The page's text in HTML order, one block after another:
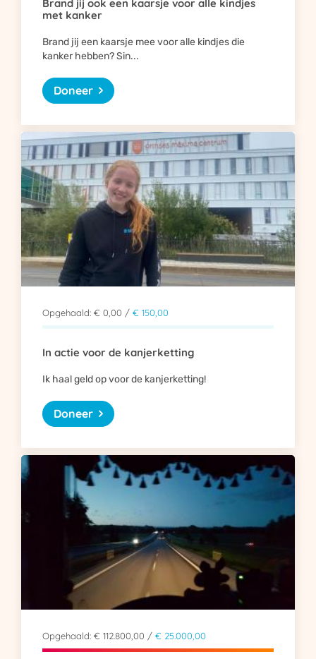
Brand jij ook een kaarsje voor alle kindjes
met kanker
Brand jij een kaarsje mee voor alle kindjes die
kanker hebben? Sin...
Doneer
Opgehaald: € 0,00 / € 150,00
In actie voor de kanjerketting
Ik haal geld op voor de kanjerketting!
Doneer
Opgehaald: € 112.800,00 / € 25.000,00